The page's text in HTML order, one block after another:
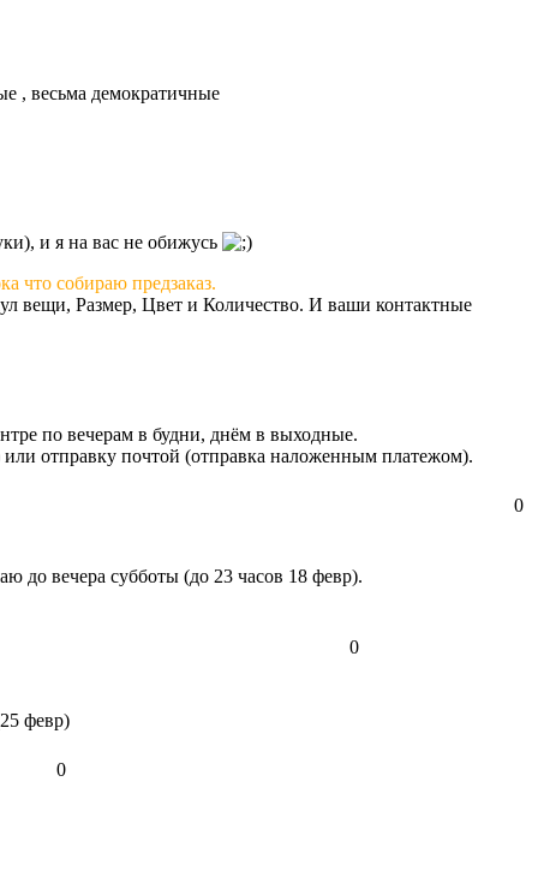
, весьма демократичные
и я на вас не обижусь
что собираю предзаказ.
вещи, Размер, Цвет и Количество. И ваши контактные
по вечерам в будни, днём в выходные.
отправку почтой (отправка наложенным платежом).
0
вечера субботы (до 23 часов 18 февр).
0
февр)
0